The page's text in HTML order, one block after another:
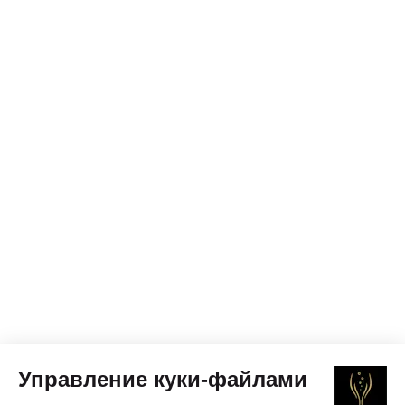
Управление куки-файлами